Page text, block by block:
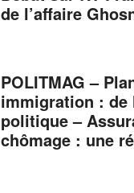
de l’affaire
POLITMAG –
immigration : de
politique –
chômage : une